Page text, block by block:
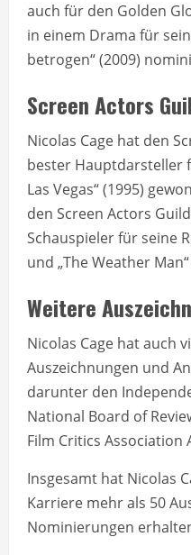
auch für den Golden
in einem Drama für
betrogen“ (2009)
Screen Actors
Nicolas Cage hat den
bester Hauptdarsteller
Las Vegas“ (1995)
den Screen Actors
Schauspieler für seine
und „The Weather
Weitere
Nicolas Cage hat auch
Auszeichnungen und
darunter den
National Board of
Film Critics Association
Insgesamt hat Nicolas
Karriere mehr als 50
Nominierungen